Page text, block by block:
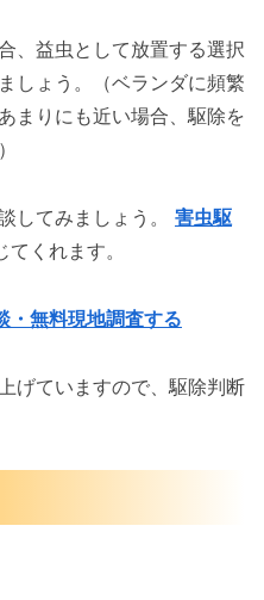
、益虫として放置する選択
しょう。（ベランダに頻繁
まりにも近い場合、駆除を
してみましょう。 害虫駆
くれます。
・無料現地調査する
げていますので、駆除判断